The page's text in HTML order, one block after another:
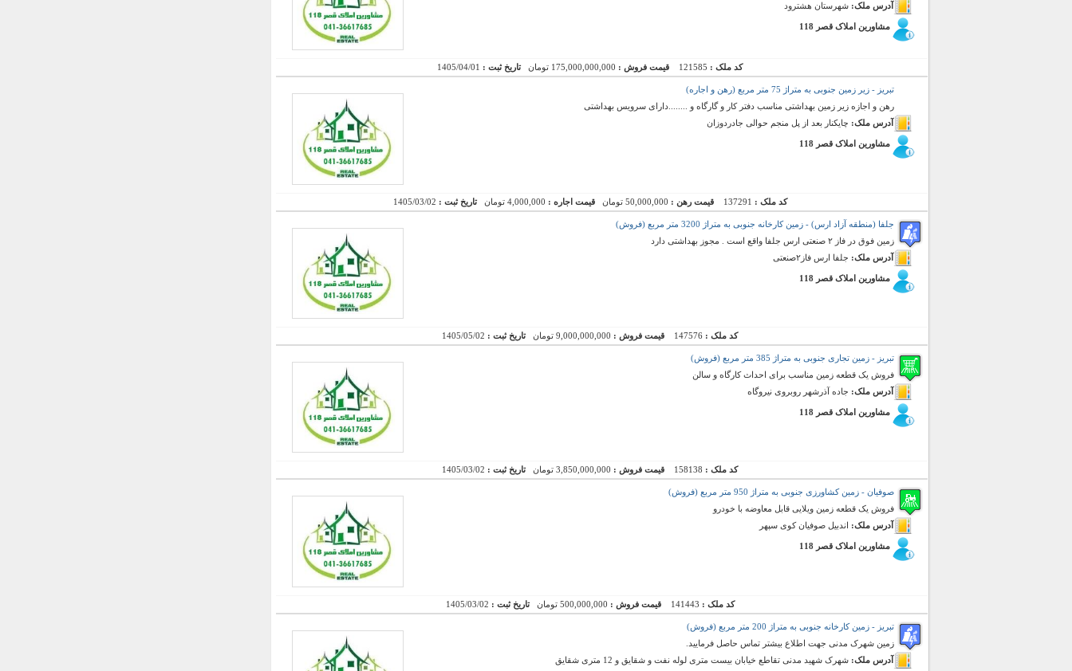
آدرس ملک: شهرستان هشترود
مشاورین املاک قصر 118
کد ملک : 121585 قیمت فروش : 175,000,000,000 تومان تاریخ ثبت : 1405/04/01
تبریز - زیر زمین جنوبی به متراژ 75 متر مربع (رهن و اجاره)
رهن و اجازه زیر زمین بهداشتی مناسب دفتر کار و گارگاه و ........دارای سرویس بهداشتی
آدرس ملک: چایکنار بعد از پل منجم حوالی جادردوزان
مشاورین املاک قصر 118
کد ملک : 137291 قیمت رهن : 50,000,000 تومان قیمت اجاره : 4,000,000 تومان تاریخ ثبت : 1405/03/02
جلفا (منطقه آزاد ارس) - زمین کارخانه جنوبی به متراژ 3200 متر مربع (فروش)
زمین فوق در فاز ٢ صنعتی ارس جلفا واقع است . مجوز بهداشتی دارد
آدرس ملک: جلفا ارس فاز٢صنعتی
مشاورین املاک قصر 118
کد ملک : 147576 قیمت فروش : 9,000,000,000 تومان تاریخ ثبت : 1405/05/02
تبریز - زمین تجاری جنوبی به متراژ 385 متر مربع (فروش)
فروش یک قطعه زمین مناسب برای احداث کارگاه و سالن
آدرس ملک: جاده آذرشهر روبروی نیروگاه
مشاورین املاک قصر 118
کد ملک : 158138 قیمت فروش : 3,850,000,000 تومان تاریخ ثبت : 1405/03/02
صوفیان - زمین کشاورزی جنوبی به متراژ 950 متر مربع (فروش)
فروش یک قطعه زمین ویلایی قابل معاوضه با خودرو
آدرس ملک: اندبیل صوفیان کوی سپهر
مشاورین املاک قصر 118
کد ملک : 141443 قیمت فروش : 500,000,000 تومان تاریخ ثبت : 1405/03/02
تبریز - زمین کارخانه جنوبی به متراژ 200 متر مربع (فروش)
زمین شهرک مدنی جهت اطلاع بیشتر تماس حاصل فرمایید.
آدرس ملک: شهرک شهید مدنی تقاطع خیابان بیست متری لوله نفت و شقایق و 12 متری شقایق